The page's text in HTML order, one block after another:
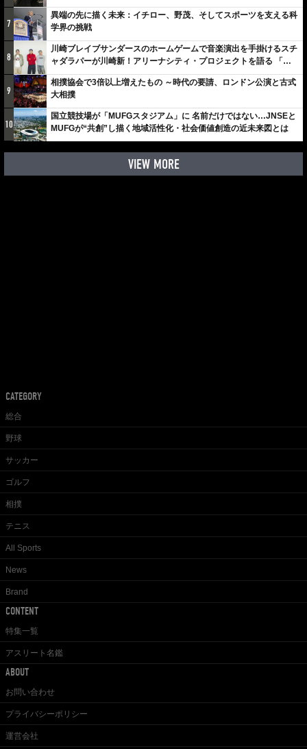
7
異端の先に描く未来：イチロー、野茂、そしてスポーツを支える科
学界の挑戦
8
川崎ブレイブサンダースのホームゲームで音楽演出を手掛けるスチ
ャダラパーが川崎新！アリーナシティ・プロジェクトを語る 「楽
しみでしかないでしょ。川崎は、ずっと成長曲線だから」
9
相撲協会で3倍以上増えたもの ～時代の要請、ロンドン公演と古式
大相撲
10
国立競技場が「MUFGスタジアム」に 名前だけではない…JNSEと
MUFGが“共創”し描く地域活性化・社会価値創造の近未来図とは
VIEW MORE
CATEGORY
総合
野球
サッカー
ゴルフ
相撲
テニス
All Sports
News
Brand
CONTENT
特集一覧
アスリート名鑑
ABOUT
お問い合わせ
プライバシーポリシー
運営会社